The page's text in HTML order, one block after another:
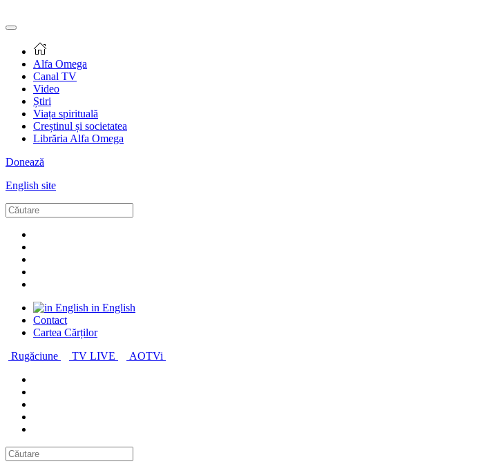
Alfa Omega
Canal TV
Video
Știri
Viața spirituală
Creștinul și societatea
Librăria Alfa Omega
Donează
English site
in English
Contact
Cartea Cărților
Rugăciune
TV LIVE AOTVi